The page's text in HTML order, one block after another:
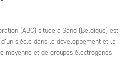
(ABC) située à Gand (Belgique) est
siècle dans le développement et la
moyenne et de groupes électrogènes